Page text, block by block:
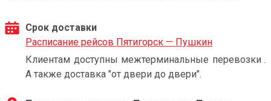
Срок доставки
Расписание рейсов Пятигорск — Пушкин
Клиентам доступны межтерминальные перевозки .
А также доставка "от двери до двери".